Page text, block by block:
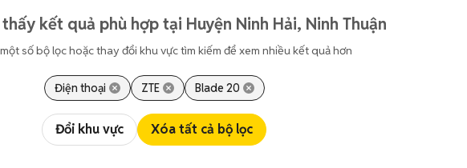
kết quả phù hợp tại Huyện Ninh Hải, Ninh Thuận
số bộ lọc hoặc thay đổi khu vực tìm kiếm để xem nhiều kết quả hơn
Điện thoại ZTE Blade 20
Đổi khu vực Xóa tất cả bộ lọc